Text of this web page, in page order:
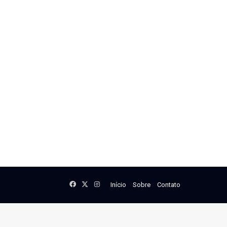
Início Sobre Contato
Facebook
X Instagram